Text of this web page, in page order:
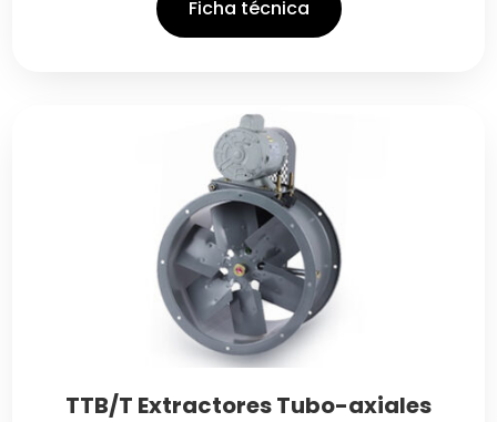
Ficha técnica
TTB/T Extractores Tubo-axiales